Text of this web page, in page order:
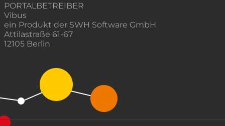
PORTALBETREIBER
Vibus
ein Produkt der SWH Software GmbH
Attilastraße 61-67
12105 Berlin